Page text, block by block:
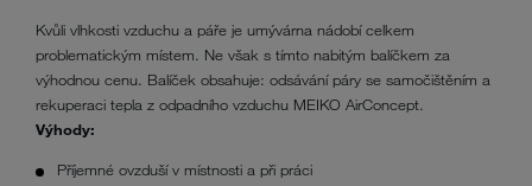
Kvůli vlhkosti vzduchu a páře je umývárna nádobí celkem
problematickým místem. Ne však s tímto nabitým balíčkem za
výhodnou cenu. Balíček obsahuje: odsávání páry se samočištěním a
rekuperaci tepla z odpadního vzduchu MEIKO AirConcept.
Výhody:
Příjemné ovzduší v místnosti a při práci